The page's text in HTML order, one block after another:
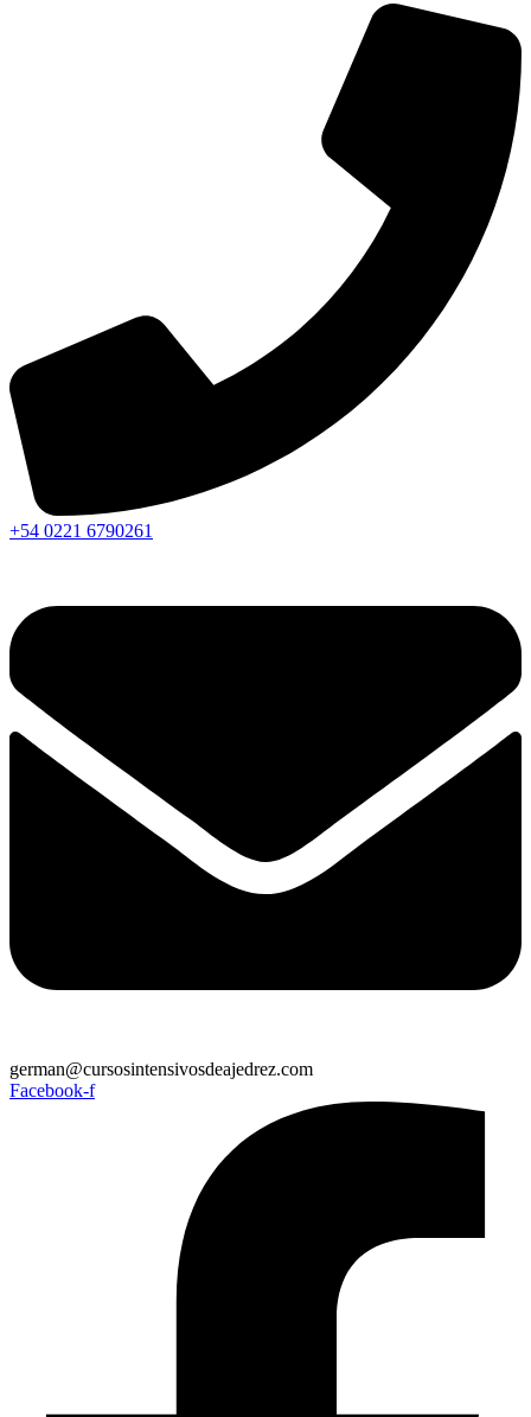
+54 0221 6790261
german@cursosintensivosdeajedrez.com
Facebook-f